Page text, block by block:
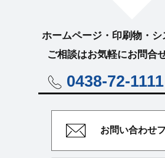
ホームページ・印刷物・
ご相談はお気軽にお問合
0438-72-1111
お問い合わせ